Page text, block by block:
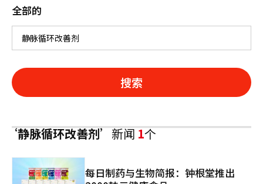
全部的
搜索
‘静脉循环改善剂’新闻1个
每日制药与生物简报：钟根堂推出